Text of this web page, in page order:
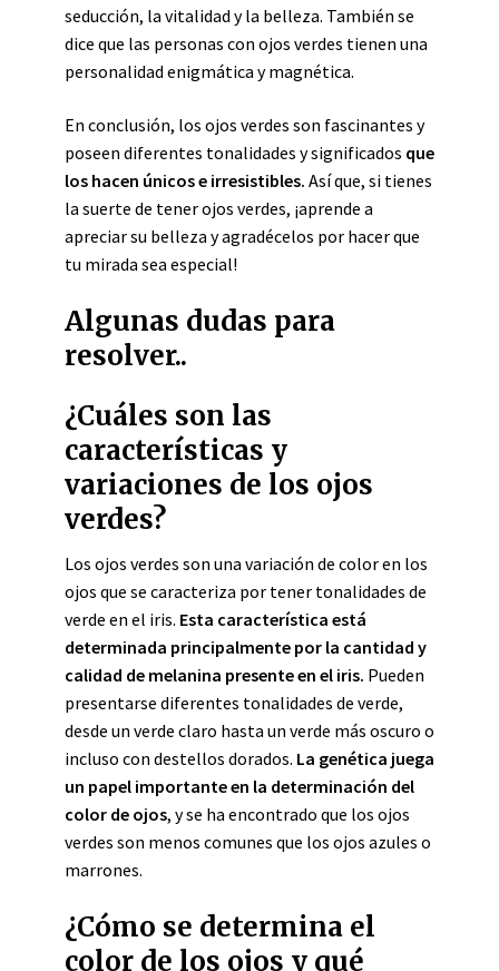
seducción, la vitalidad y la belleza. También se
dice que las personas con ojos verdes tienen una
personalidad enigmática y magnética.
En conclusión, los ojos verdes son fascinantes y
poseen diferentes tonalidades y significados que
los hacen únicos e irresistibles. Así que, si tienes
la suerte de tener ojos verdes, ¡aprende a
apreciar su belleza y agradécelos por hacer que
tu mirada sea especial!
Algunas dudas para
resolver..
¿Cuáles son las
características y
variaciones de los ojos
verdes?
Los ojos verdes son una variación de color en los
ojos que se caracteriza por tener tonalidades de
verde en el iris. Esta característica está
determinada principalmente por la cantidad y
calidad de melanina presente en el iris. Pueden
presentarse diferentes tonalidades de verde,
desde un verde claro hasta un verde más oscuro o
incluso con destellos dorados. La genética juega
un papel importante en la determinación del
color de ojos, y se ha encontrado que los ojos
verdes son menos comunes que los ojos azules o
marrones.
¿Cómo se determina el
color de los ojos y qué